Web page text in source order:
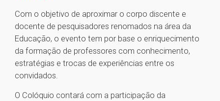
Com o objetivo de aproximar o corpo discente e
docente de pesquisadores renomados na área da
Educação, o evento tem por base o enriquecimento
da formação de professores com conhecimento,
estratégias e trocas de experiências entre os
convidados.
O Colóquio contará com a participação da